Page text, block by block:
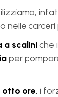
nelle carceri
a scaliniche
per
otto ore, i